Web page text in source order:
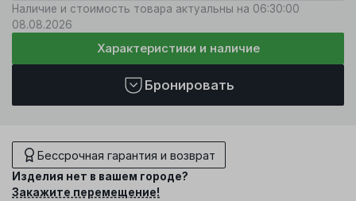
Наличие и стоимость товара актуальны на 06:30:00
08.08.2026
Характеристики и наличие
Бронировать
Бессрочная гарантия и возврат
Изделия нет в вашем городе?
Закажите перемещение!